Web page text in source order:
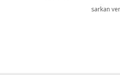
sarkan